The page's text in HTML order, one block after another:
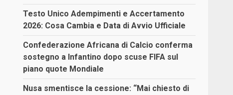
Testo Unico Adempimenti e Accertamento
2026: Cosa Cambia e Data di Avvio Ufficiale
Confederazione Africana di Calcio conferma
sostegno a Infantino dopo scuse FIFA sul
piano quote Mondiale
Nusa smentisce la cessione: “Mai chiesto di